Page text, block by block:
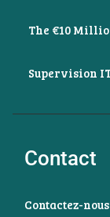
The €10
Supervision
Contact
Contactez-nous